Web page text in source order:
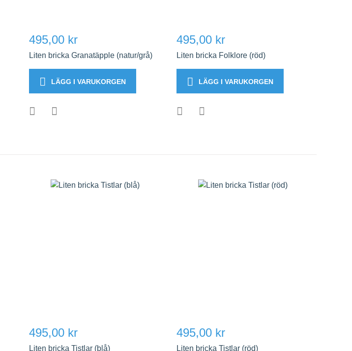
495,00 kr
Liten bricka Granatäpple (natur/grå)
LÄGG I VARUKORGEN
495,00 kr
Liten bricka Folklore (röd)
LÄGG I VARUKORGEN
495,00 kr
Liten bricka Tistlar (blå)
495,00 kr
Liten bricka Tistlar (röd)